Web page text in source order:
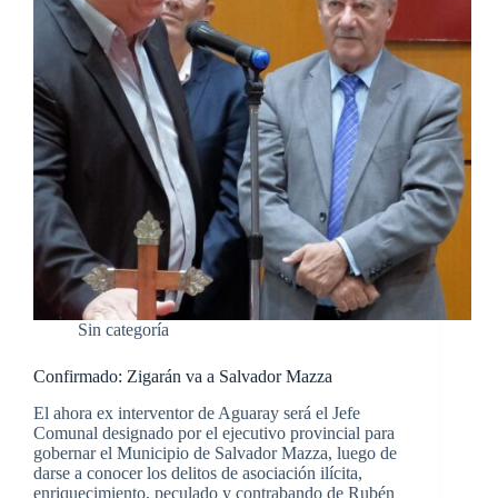
Sin categoría
Confirmado: Zigarán va a Salvador Mazza
El ahora ex interventor de Aguaray será el Jefe
Comunal designado por el ejecutivo provincial para
gobernar el Municipio de Salvador Mazza, luego de
darse a conocer los delitos de asociación ilícita,
enriquecimiento, peculado y contrabando de Rubén